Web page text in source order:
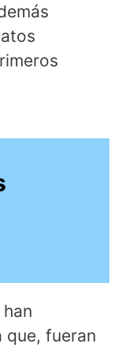
que, fueran